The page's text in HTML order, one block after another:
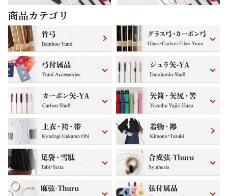
商品カテゴリ